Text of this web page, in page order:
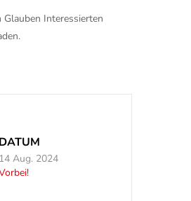
Glauben Interessierten
DATUM
14 Aug. 2024